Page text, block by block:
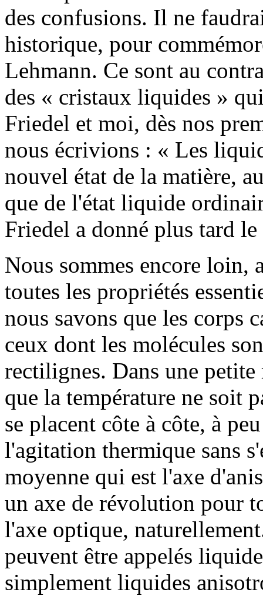
des confusions. Il ne
historique, pour
Lehmann. Ce sont au
des « cristaux liquides »
Friedel et moi, dès nos
nous écrivions : « Les
nouvel état de la matière,
que de l'état liquide
Friedel a donné plus tard
Nous sommes encore
toutes les propriétés
nous savons que les corps
ceux dont les molécules
rectilignes. Dans une
que la température ne soit
se placent côte à côte, à
l'agitation thermique sans
moyenne qui est l'axe
un axe de révolution pour
l'axe optique,
peuvent être appelés
simplement liquides